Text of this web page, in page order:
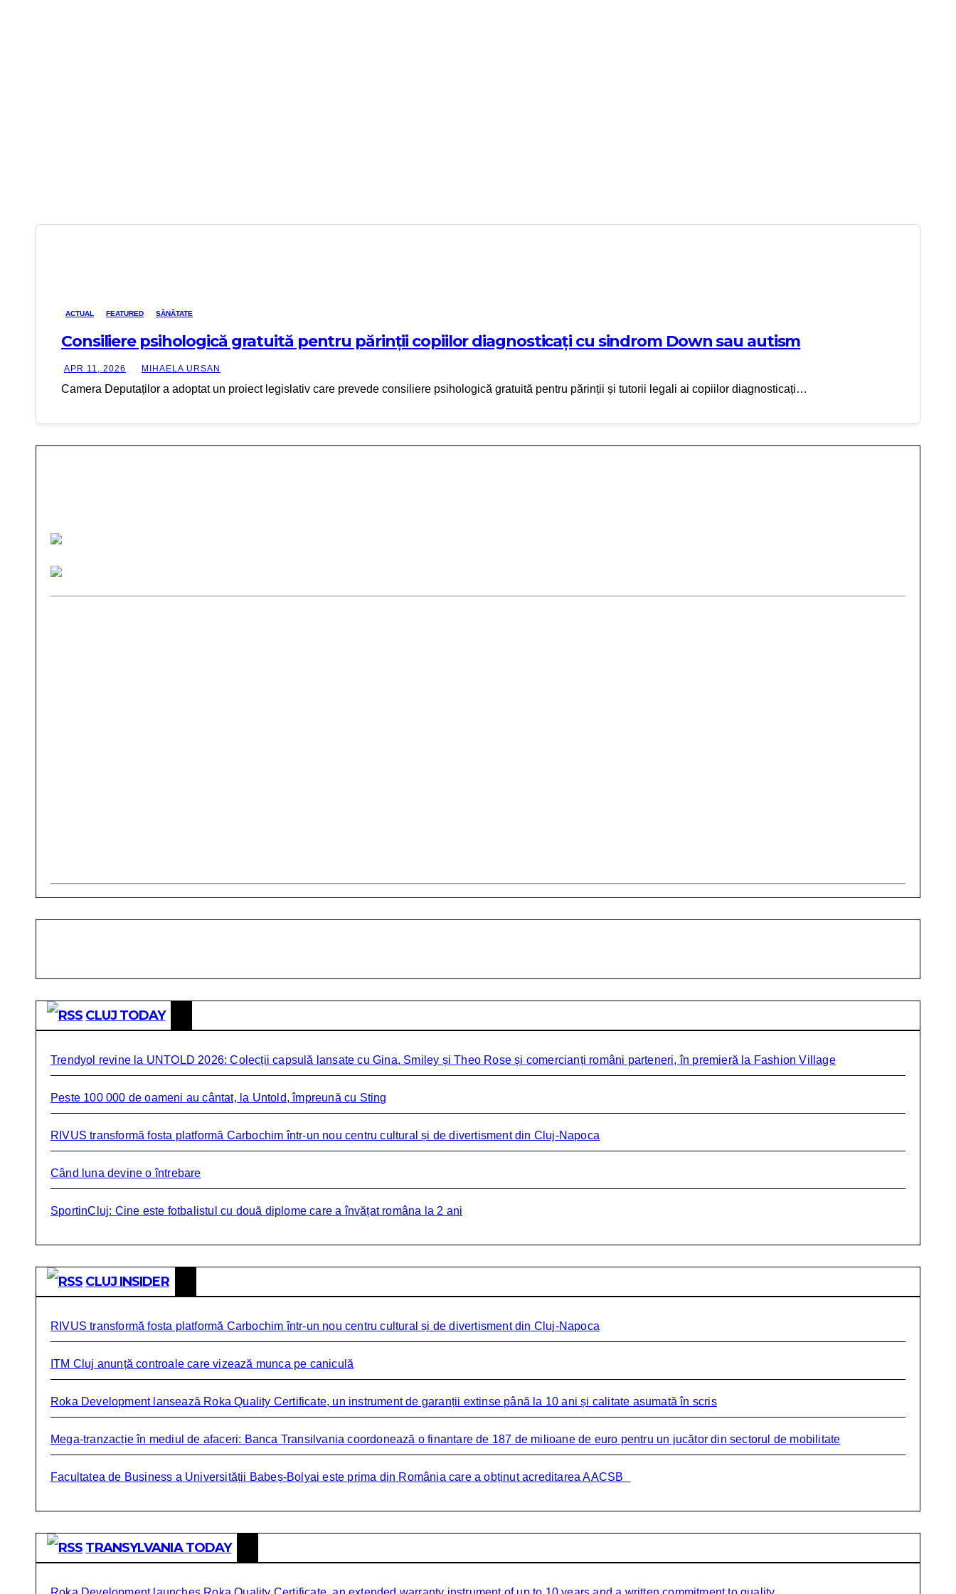
ACTUAL FEATURED SĂNĂTATE
Consiliere psihologică gratuită pentru părinții copiilor diagnosticați cu sindrom Down sau autism
APR 11, 2026 MIHAELA URSAN
Camera Deputaților a adoptat un proiect legislativ care prevede consiliere psihologică gratuită pentru părinții și tutorii legali ai copiilor diagnosticați…
CLUJ TODAY
Trendyol revine la UNTOLD 2026: Colecții capsulă lansate cu Gina, Smiley și Theo Rose și comercianți români parteneri, în premieră la Fashion Village
Peste 100 000 de oameni au cântat, la Untold, împreună cu Sting
RIVUS transformă fosta platformă Carbochim într-un nou centru cultural și de divertisment din Cluj-Napoca
Când luna devine o întrebare
SportinCluj: Cine este fotbalistul cu două diplome care a învățat româna la 2 ani
CLUJ INSIDER
RIVUS transformă fosta platformă Carbochim într-un nou centru cultural și de divertisment din Cluj-Napoca
ITM Cluj anunță controale care vizează munca pe caniculă
Roka Development lansează Roka Quality Certificate, un instrument de garanții extinse până la 10 ani și calitate asumată în scris
Mega-tranzacție în mediul de afaceri: Banca Transilvania coordonează o finanțare de 187 de milioane de euro pentru un jucător din sectorul de mobilitate
Facultatea de Business a Universității Babeș-Bolyai este prima din România care a obținut acreditarea AACSB
TRANSYLVANIA TODAY